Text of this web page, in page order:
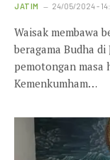
JATIM 24/05/2024 -
Waisak membawa
beragama Budha
pemotongan masa
Kemenkumham…